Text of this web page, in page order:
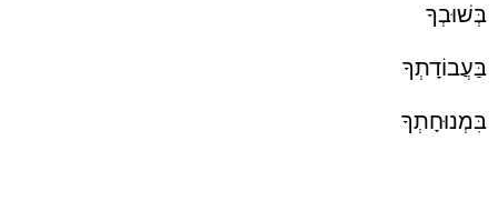
בְּשׁוּבְךָ
בַּעֲבוֹדָתְךָ
בִּמְנוּחָתְךָ